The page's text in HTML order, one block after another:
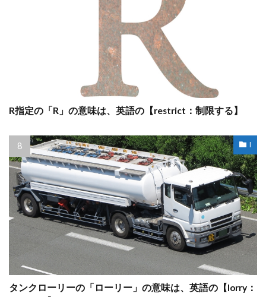
R指定の「R」の意味は、英語の【restrict：制限する】
l
タンクローリーの「ローリー」の意味は、英語の【lorry：